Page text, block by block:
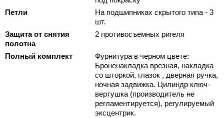
Петли
На подшипниках скрытого типа - 3
шт.
Защита от снятия
полотна
2 противосъемных ригеля
Полный комплект
Фурнитура в черном цвете:
Броненакладка врезная, накладка
со шторкой, глазок , дверная ручка,
ночная задвижка. Цилиндр ключ-
вертушка (производитель не
регламентируется), регулируемый
эксцентрик.